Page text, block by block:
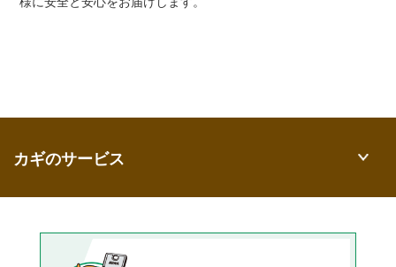
カギのサービス